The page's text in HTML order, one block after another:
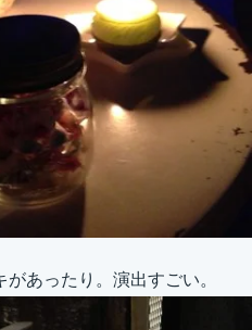
あったり。演出すごい。